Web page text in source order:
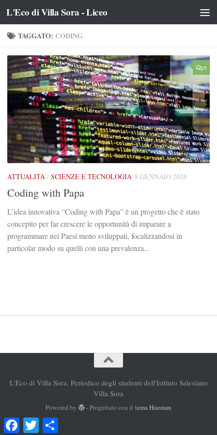
Salta al contenuto
L'Eco di Villa Sora - Liceo
TAGGATO: CODING
0
ATTUALITÀ / SCIENZE E TECNOLOGIA 8 GENNAIO 2024
Coding with Papa
L’idea innovativa “Coding with Papa” è un progetto che è stato
concepito per far crescere le opportunità di imparare a
programmare nei Paesi meno sviluppati, focalizzandosi in
particolar modo su quelli con una prevalenza...
L'Eco di Villa Sora. Periodico degli studenti dell'Istituto Salesiano
Villa Sora
Powered by - Progettato con iltema Hueman
FacebookTwitter